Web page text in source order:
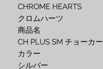
CHROME HEARTS
クロムハーツ
商品名
CH PLUS SM チョーカー
カラー
シルバー